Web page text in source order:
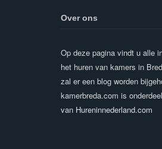
Over ons
Op deze pagina vindt u alle
het huren van kamers in
zal er een blog worden
kamerbreda.com is onderdeel
van Hureninnederland.com